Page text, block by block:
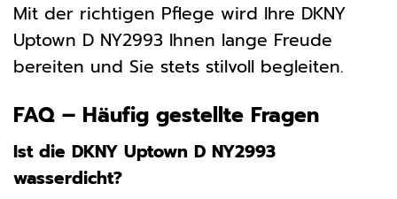
Mit der richtigen Pflege wird Ihre DKNY
Uptown D NY2993 Ihnen lange Freude
bereiten und Sie stets stilvoll begleiten.
FAQ – Häufig gestellte Fragen
Ist die DKNY Uptown D NY2993
wasserdicht?